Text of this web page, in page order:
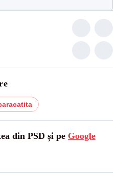
din PSD și pe Google